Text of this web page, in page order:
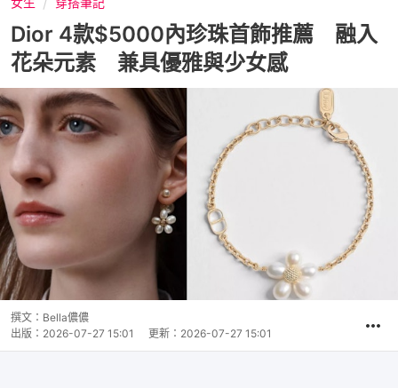
Dior 4款$5000內珍珠首飾推薦 融入
花朵元素 兼具優雅與少女感
撰文： Bella儂儂
出版： 2026-07-27 15:01 更新： 2026-07-27 15:01